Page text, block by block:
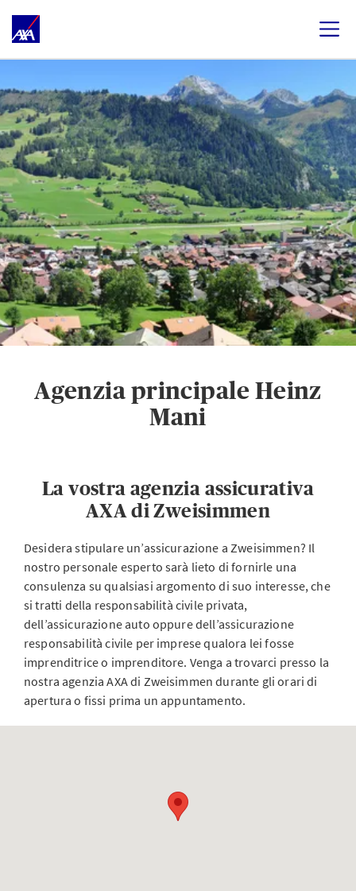
Agenzia principale Heinz
Mani
La vostra agenzia assicurativa
AXA di Zweisimmen
Desidera stipulare un’assicurazione a Zweisimmen? Il
nostro personale esperto sarà lieto di fornirle una
consulenza su qualsiasi argomento di suo interesse, che
si tratti della responsabilità civile privata,
dell’assicurazione auto oppure dell’assicurazione
responsabilità civile per imprese qualora lei fosse
imprenditrice o imprenditore. Venga a trovarci presso la
nostra agenzia AXA di Zweisimmen durante gli orari di
apertura o fissi prima un appuntamento.